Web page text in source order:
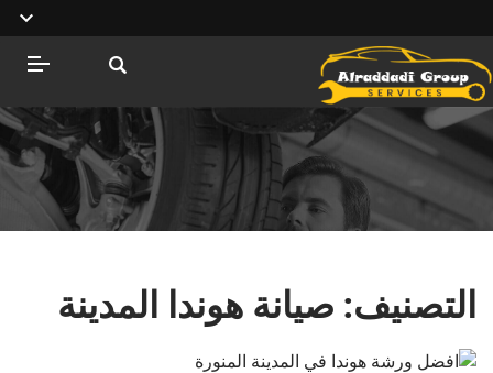
التصنيف: صيانة هوندا المدينة